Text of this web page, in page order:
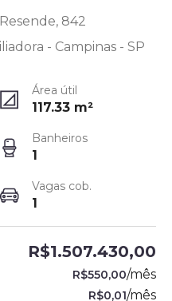
842
- Campinas - SP
Área útil
117.33 m²
Banheiros
1
Vagas cob.
1
R$1.507.430,00
R$550,00/mês
R$0,01/mês